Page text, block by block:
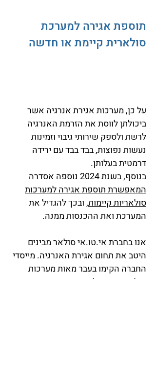
תוספת אגירה למערכת
סולארית קיימת או חדשה
על כן, מערכות אגירת אנרגיה אשר
ביכולתן לווסת את הזרמת האנרגיה
לרשת ולספק שירותי גיבוי וזמינות
נעשות נפוצות, בבד בבד עם ירידה
דרמטית בעלותן.
בנוסף,
בשנת 2024 נוספה אסדרה
המאפשרת תוספת אגירה למערכות
סולאריות קיימות, ובכך להגדיל את
המערכת ואת ההכנסות ממנה.
אנו בחברת אי.טו.אי סולאר מבינים
היטב את תחום אגירת האנרגיה. מייסדי
החברה הקימו בעבר מאות מערכות
סולאריות משולבות אגירה ומכאן